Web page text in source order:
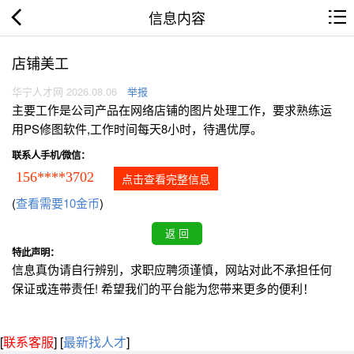
信息内容
店铺美工
华宁人才网 2026.08.06 举报
主要工作是公司产品在网络店铺的图片处理工作，要求熟练运
用PS修图软件,工作时间每天8小时，待遇优厚。
联系人手机/微信：
156****3702 点击查看完整信息
(查看需要10金币)
特此声明：
信息真伪请自行辨别，求职应聘须谨慎，网站对此不承担任何
保证或连带责任! 希望我们的平台能为您带来更多的便利！
[联系客服] [最新找人才]